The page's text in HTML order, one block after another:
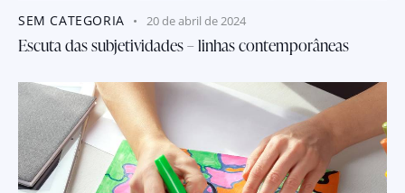
SEM CATEGORIA 20 de abril de 2024
Escuta das subjetividades – linhas contemporâneas